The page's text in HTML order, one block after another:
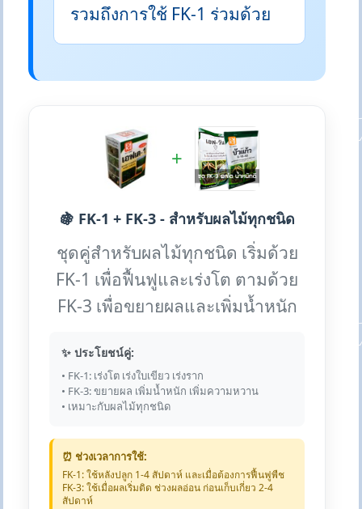
รวมถึงการใช้ FK-1 ร่วมด้วย
+
🍇 FK-1 + FK-3 - สำหรับผลไม้ทุกชนิด
ชุดคู่สำหรับผลไม้ทุกชนิด เริ่มด้วย
FK-1 เพื่อฟื้นฟูและเร่งโต ตามด้วย
FK-3 เพื่อขยายผลและเพิ่มน้ำหนัก
✨ ประโยชน์คู่:
• FK-1: เร่งโต เร่งใบเขียว เร่งราก
• FK-3: ขยายผล เพิ่มน้ำหนัก เพิ่มความหวาน
• เหมาะกับผลไม้ทุกชนิด
⏰ ช่วงเวลาการใช้:
FK-1: ใช้หลังปลูก 1-4 สัปดาห์ และเมื่อต้องการฟื้นฟูพืช
FK-3: ใช้เมื่อผลเริ่มติด ช่วงผลอ่อน ก่อนเก็บเกี่ยว 2-4
สัปดาห์